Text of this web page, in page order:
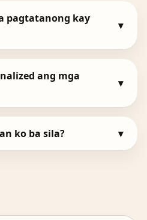
pagtatanong kay
▾
ang mga
▾
ko ba sila? ▾